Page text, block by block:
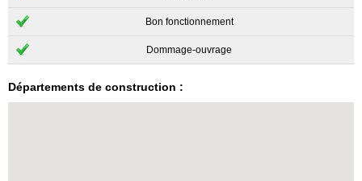
Bon fonctionnement
Dommage-ouvrage
Départements de construction :